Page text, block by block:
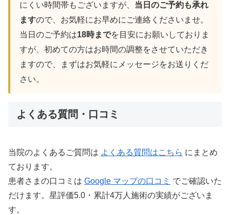
にくい時間帯もございますが、 当日のご予約も承れ
ますので、お気軽にお早めにご連絡くださいませ。
当日のご予約は18時までを目安にお願いしておりま
すが、初めての方はお時間の調整をさせていただき
ますので、まずはお気軽にメッセージをお送りくだ
さい。
よくある質問・口コミ
当院のよくあるご質問は よくある質問はこちら にまとめ
ております。
患者さまの口コミは Google マップの口コミ でご確認いた
だけます。星評価5.0・累計4万人施術の実績がございま
す。